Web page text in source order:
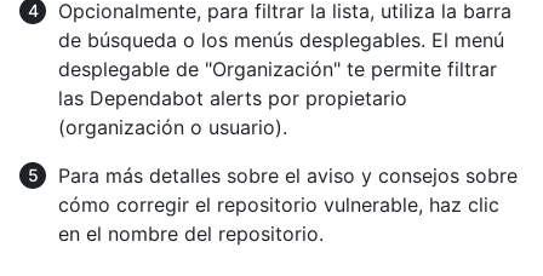
Opcionalmente, para filtrar la lista, utiliza la barra
de búsqueda o los menús desplegables. El menú
desplegable de "Organización" te permite filtrar
las Dependabot alerts por propietario
(organización o usuario).
Para más detalles sobre el aviso y consejos sobre
cómo corregir el repositorio vulnerable, haz clic
en el nombre del repositorio.